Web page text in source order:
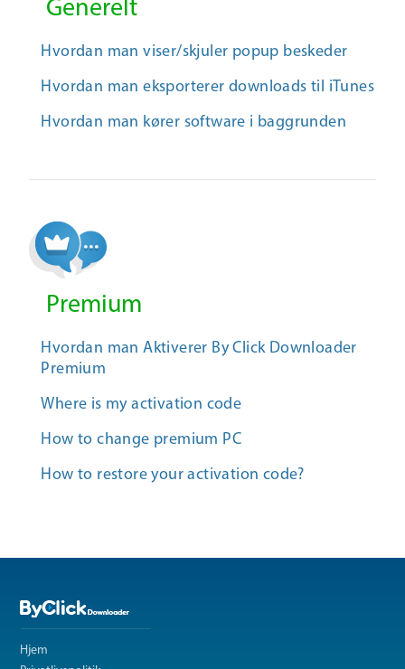
Generelt
Hvordan man viser/skjuler popup beskeder
Hvordan man eksporterer downloads til iTunes
Hvordan man kører software i baggrunden
Premium
Hvordan man Aktiverer By Click Downloader
Premium
Where is my activation code
How to change premium PC
How to restore your activation code?
Hjem